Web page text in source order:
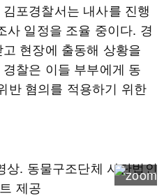
포경찰서는 내사를 진행
사 일정을 조율 중이다. 경
현장에 출동해 상황을
찰은 이들 부부에게 동
반 혐의를 적용하기 위한